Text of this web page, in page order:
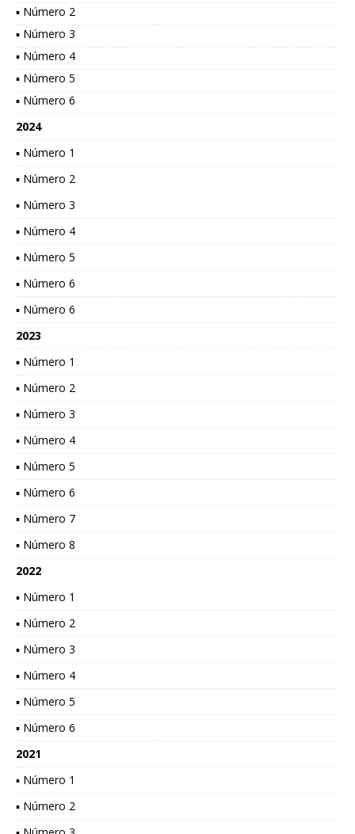
▪ Número 2
▪ Número 3
▪ Número 4
▪ Número 5
▪ Número 6
2024
▪ Número 1
▪ Número 2
▪ Número 3
▪ Número 4
▪ Número 5
▪ Número 6
▪ Número 6
2023
▪ Número 1
▪ Número 2
▪ Número 3
▪ Número 4
▪ Número 5
▪ Número 6
▪ Número 7
▪ Número 8
2022
▪ Número 1
▪ Número 2
▪ Número 3
▪ Número 4
▪ Número 5
▪ Número 6
2021
▪ Número 1
▪ Número 2